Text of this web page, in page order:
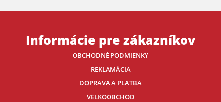
Informácie pre zákazníkov
OBCHODNÉ PODMIENKY
REKLAMÁCIA
DOPRAVA A PLATBA
VELKOOBCHOD